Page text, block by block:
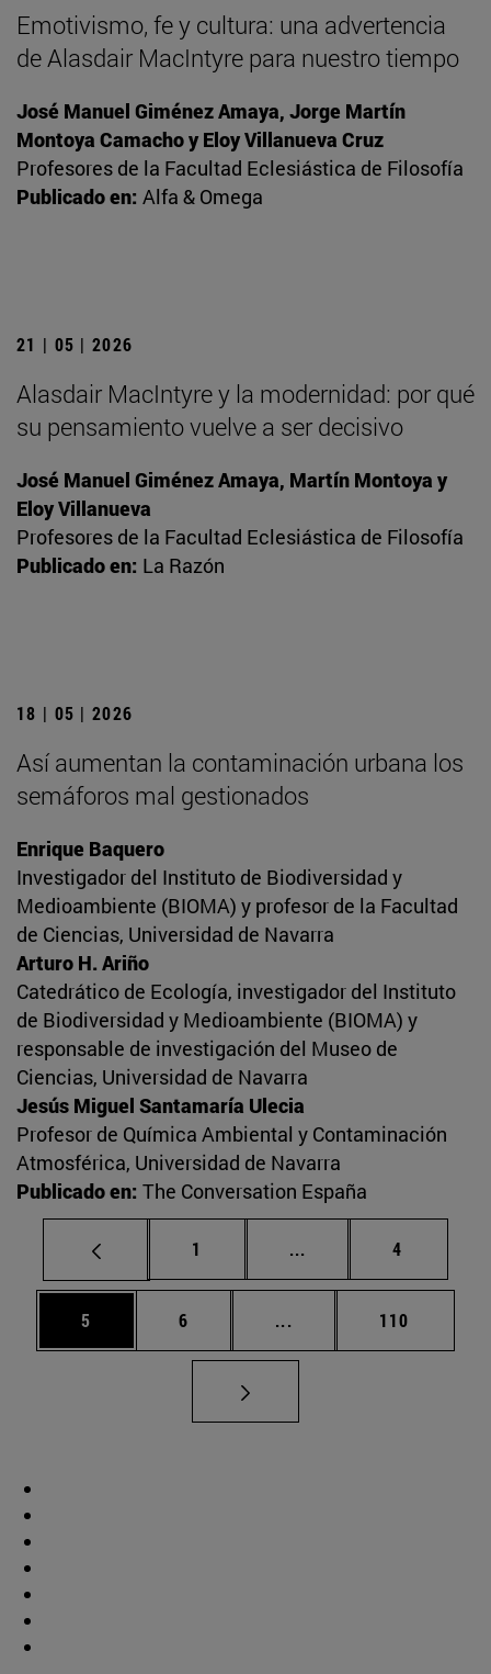
Emotivismo, fe y cultura: una advertencia
de Alasdair MacIntyre para nuestro tiempo
José Manuel Giménez Amaya, Jorge Martín
Montoya Camacho y Eloy Villanueva Cruz
Profesores de la Facultad Eclesiástica de Filosofía
Publicado en: Alfa & Omega
21 | 05 | 2026
Alasdair MacIntyre y la modernidad: por qué
su pensamiento vuelve a ser decisivo
José Manuel Giménez Amaya, Martín Montoya y
Eloy Villanueva
Profesores de la Facultad Eclesiástica de Filosofía
Publicado en: La Razón
18 | 05 | 2026
Así aumentan la contaminación urbana los
semáforos mal gestionados
Enrique Baquero
Investigador del Instituto de Biodiversidad y
Medioambiente (BIOMA) y profesor de la Facultad
de Ciencias, Universidad de Navarra
Arturo H. Ariño
Catedrático de Ecología, investigador del Instituto
de Biodiversidad y Medioambiente (BIOMA) y
responsable de investigación del Museo de
Ciencias, Universidad de Navarra
Jesús Miguel Santamaría Ulecia
Profesor de Química Ambiental y Contaminación
Atmosférica, Universidad de Navarra
Publicado en: The Conversation España
Página
1 ... Páginas intermedias
Página
4
Página
5 Página
6 ... Páginas intermedias
Página
110